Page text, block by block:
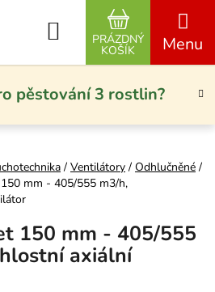
pěstování 3 rostlin?
Hledat
NÁKUPNÍ
PRÁZDNÝ
KOŠÍK
/ Ventilátory / Odhlučněné /
mm - 405/555 m3/h,
150 mm - 405/555
axiální